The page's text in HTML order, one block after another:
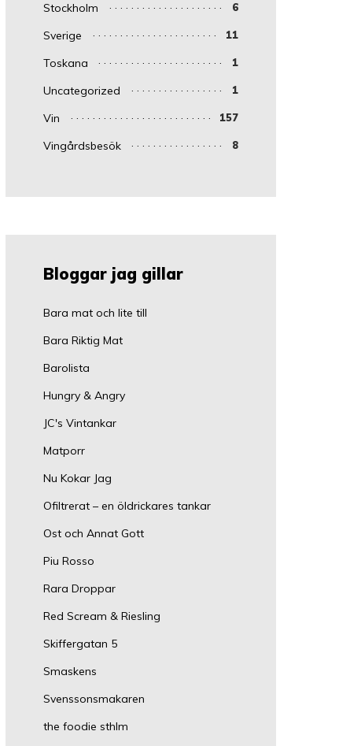
Stockholm 6
Sverige 11
Toskana 1
Uncategorized 1
Vin 157
Vingårdsbesök 8
Bloggar jag gillar
Bara mat och lite till
Bara Riktig Mat
Barolista
Hungry & Angry
JC's Vintankar
Matporr
Nu Kokar Jag
Ofiltrerat – en öldrickares tankar
Ost och Annat Gott
Piu Rosso
Rara Droppar
Red Scream & Riesling
Skiffergatan 5
Smaskens
Svenssonsmakaren
the foodie sthlm